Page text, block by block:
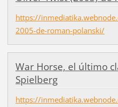
https://
2005-de-roman-polanski/
War Horse, el último
Spielberg
https://